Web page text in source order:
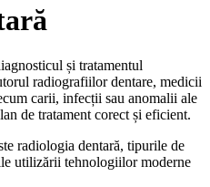
și tratamentul
radiografiilor dentare, medicii
carii, infecții sau anomalii ale
de tratament corect și eficient.
radiologia dentară, tipurile de
utilizării tehnologiilor moderne